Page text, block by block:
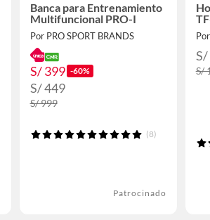
Banca para Entrenamiento
Multifuncional PRO-I
Por PRO SPORT BRANDS
S/ 399 -60%
S/ 449
S/ 999
(8)
Patrocinado
S/